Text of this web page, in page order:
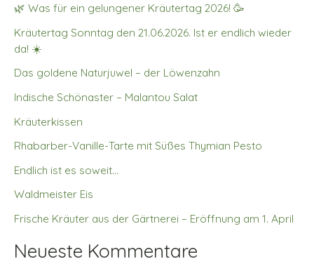
🌿 Was für ein gelungener Kräutertag 2026! 🥳
Kräutertag Sonntag den 21.06.2026. Ist er endlich wieder
da! ☀️
Das goldene Naturjuwel – der Löwenzahn
Indische Schönaster – Malantou Salat
Kräuterkissen
Rhabarber-Vanille-Tarte mit Süßes Thymian Pesto
Endlich ist es soweit…
Waldmeister Eis
Frische Kräuter aus der Gärtnerei – Eröffnung am 1. April
Neueste Kommentare